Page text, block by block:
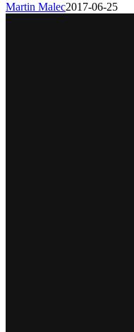
Martin Malec2017-06-25